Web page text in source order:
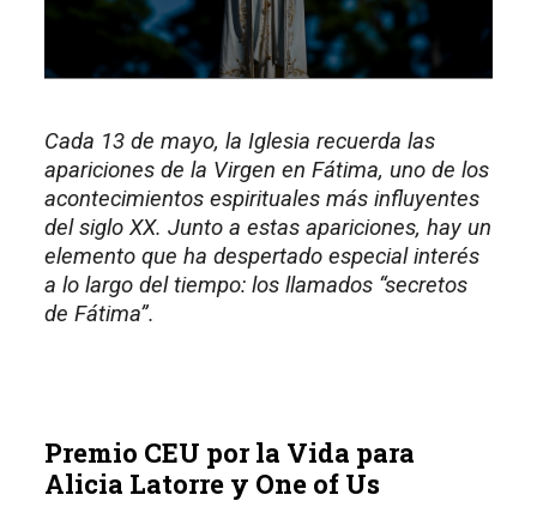
Cada 13 de mayo, la Iglesia recuerda las
apariciones de la Virgen en Fátima, uno de los
acontecimientos espirituales más influyentes
del siglo XX. Junto a estas apariciones, hay un
elemento que ha despertado especial interés
a lo largo del tiempo: los llamados “secretos
de Fátima”.
Premio CEU por la Vida para
Alicia Latorre y One of Us